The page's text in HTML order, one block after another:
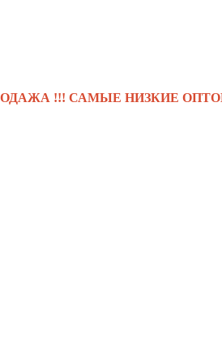
!!! САМЫЕ НИЗКИЕ ОПТОВЫЕ